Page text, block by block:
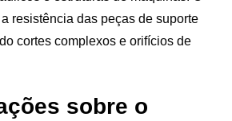
resistência das peças de suporte
cortes complexos e orifícios de
sobre o